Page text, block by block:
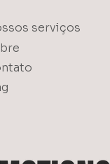
serviços